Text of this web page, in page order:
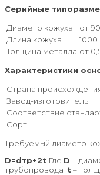
Серийные
Диаметр кожуха
от
Длина кожуха
1000
Толщина металла от
Характеристики
Страна
Завод-изготовитель
Соответствие
Сорт
Требуемый диаметр
D=dтр+2t Где D –
трубопровода t –